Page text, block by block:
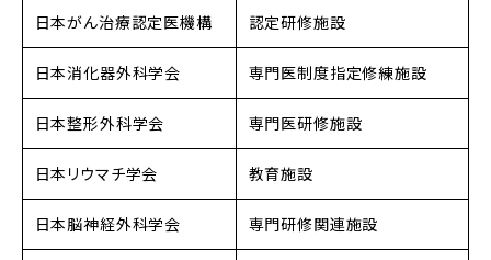
日本がん治療認定医機構 認定研修施設
日本消化器外科学会 専門医制度指定修練施設
日本整形外科学会 専門医研修施設
日本リウマチ学会 教育施設
日本脳神経外科学会 専門研修関連施設